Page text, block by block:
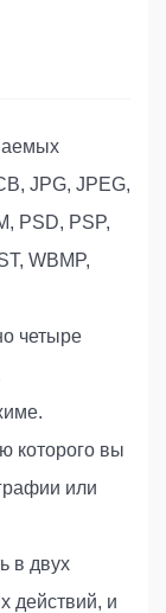
JPG, JPEG,
PSD, PSP,
WBMP,
четыре
которого вы
или
в двух
действий, и